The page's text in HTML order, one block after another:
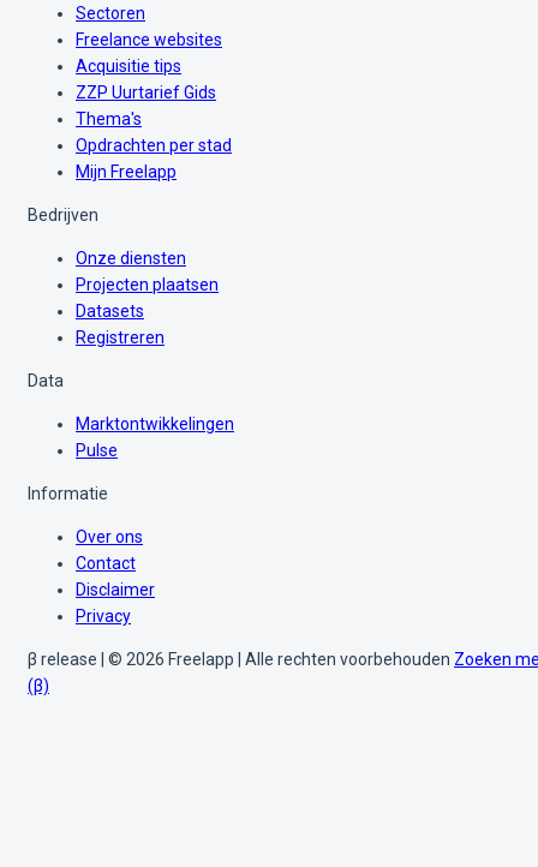
Sectoren
Freelance websites
Acquisitie tips
ZZP Uurtarief Gids
Thema's
Opdrachten per stad
Mijn Freelapp
Bedrijven
Onze diensten
Projecten plaatsen
Datasets
Registreren
Data
Marktontwikkelingen
Pulse
Informatie
Over ons
Contact
Disclaimer
Privacy
β release | © 2026 Freelapp | Alle rechten voorbehouden Zoeken
(β)